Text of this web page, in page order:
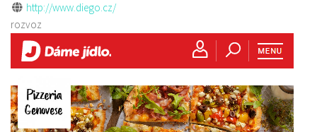
http://www.diego.cz/
rozvoz